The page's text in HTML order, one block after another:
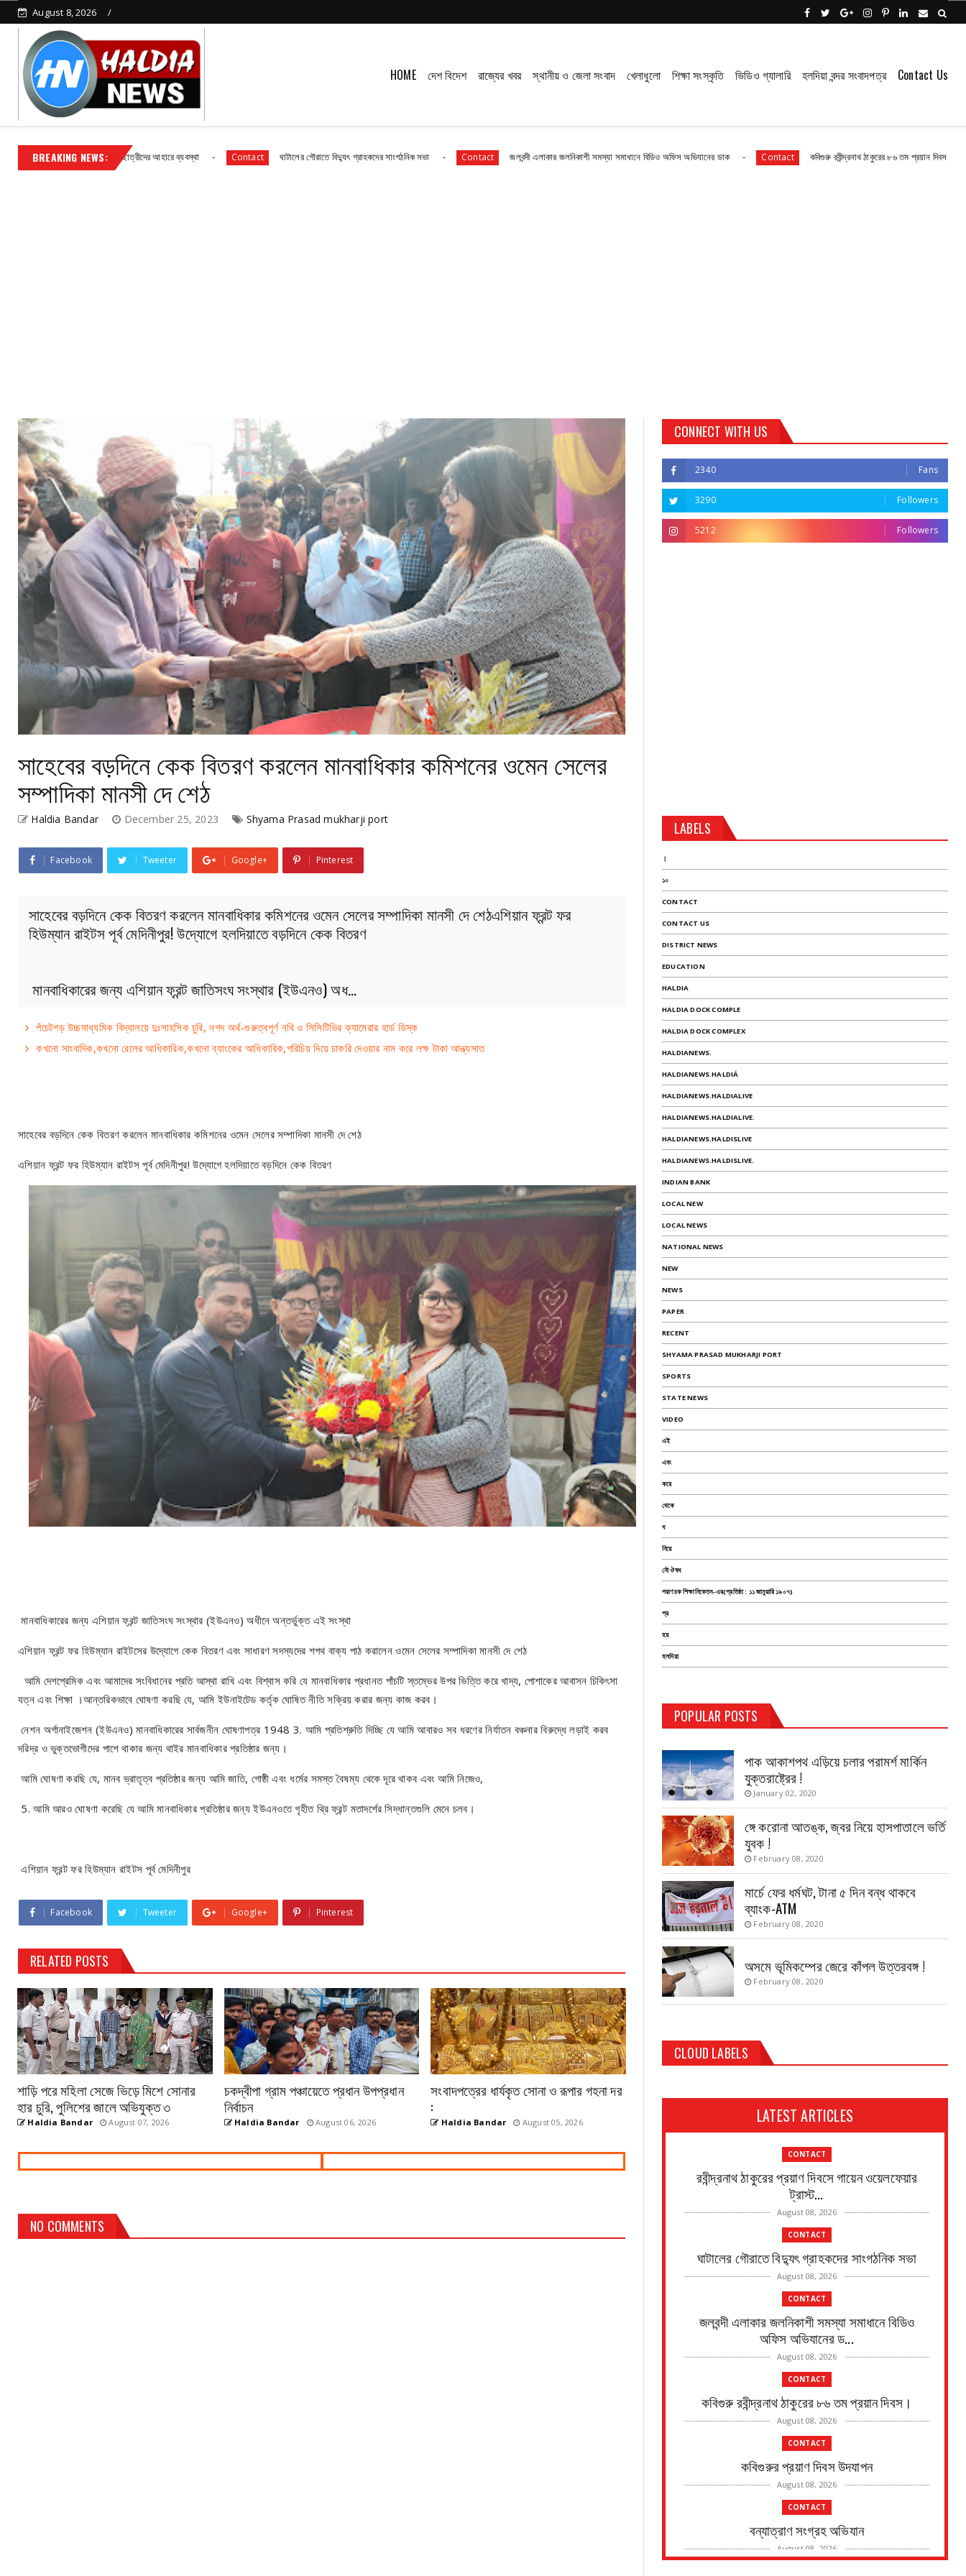
August 8, 2026
HOME দেশ বিদেশ রাজ্যের খবর স্থানীয় ও জেলা সংবাদ খেলাধুলো শিক্ষা সংস্কৃতি ভিডিও গ্যালারি হলদিয়া বন্দর সংবাদপত্র Contact Us
BREAKING NEWS:
বিদ্যালয় ছাত্র ছাত্রীদের আহারে ব্যবস্থা Contact ঘাটালের গৌরাতে বিদ্যুৎ গ্রাহকদের সাংগঠনিক সভা Contact জলবন্দী এলাকার জলনিকাশী সমস্যা সমাধানে বিডিও অফিস অভিযানের ডাক Contact কবিগুরু রবীন্দ্রনাথ ঠাকুরের ৮৬ তম প্রয়ান দিবস। Contact
সাহেবের বড়দিনে কেক বিতরণ করলেন মানবাধিকার কমিশনের ওমেন সেলের
সম্পাদিকা মানসী দে শেঠ
Haldia Bandar December 25, 2023 Shyama Prasad mukharji port
Facebook Tweeter Google+ Pinterest
সাহেবের বড়দিনে কেক বিতরণ করলেন মানবাধিকার কমিশনের ওমেন সেলের সম্পাদিকা মানসী দে শেঠএশিয়ান ফ্রন্ট ফর
হিউম্যান রাইটস পূর্ব মেদিনীপুর! উদ্যোগে হলদিয়াতে বড়দিনে কেক বিতরণ
মানবাধিকারের জন্য এশিয়ান ফ্রন্ট জাতিসংঘ সংস্থার (ইউএনও) অধ…
পঁচেটগড় উচ্চমাধ্যমিক বিদ্যালয়ে দুঃসাহসিক চুরি, নগদ অর্থ-গুরুত্বপূর্ণ নথি ও সিসিটিভির ক্যামেরার হার্ড ডিস্ক
কখনো সাংবাদিক,কখনো রেলের আধিকারিক,কখনো ব্যাংকের আধিকারিক,পরিচিয় দিয়ে চাকরি দেওয়ার নাম করে লক্ষ টাকা আন্ত্যসাত
সাহেবের বড়দিনে কেক বিতরণ করলেন মানবাধিকার কমিশনের ওমেন সেলের সম্পাদিকা মানসী দে শেঠ
এশিয়ান ফ্রন্ট ফর হিউম্যান রাইটস পূর্ব মেদিনীপুর! উদ্যোগে হলদিয়াতে বড়দিনে কেক বিতরণ
মানবাধিকারের জন্য এশিয়ান ফ্রন্ট জাতিসংঘ সংস্থার (ইউএনও) অধীনে অন্তর্ভুক্ত এই সংস্থা
এশিয়ান ফ্রন্ট ফর হিউম্যান রাইটসের উদ্যোগে কেক বিতরণ এবং সাধারণ সদস্যদের শপথ বাক্য পাঠ করালেন ওমেন সেলের সম্পাদিকা মানসী দে শেঠ
আমি দেশপ্রেমিক এবং আমাদের সংবিধানের প্রতি আস্থা রাখি এবং বিশ্বাস করি যে মানবাধিকার প্রধানত পাঁচটি স্তম্ভের উপর ভিত্তি করে খাদ্য, পোশাকের আবাসন চিকিৎসা
যত্ন এবং শিক্ষা ।আন্তরিকভাবে ঘোষণা করছি যে, আমি ইউনাইটেড কর্তৃক ঘোষিত নীতি সক্রিয় করার জন্য কাজ করব।
নেশন অর্গানাইজেশন (ইউএনও) মানবাধিকারের সার্বজনীন ঘোষণাপত্র 1948 3. আমি প্রতিশ্রুতি দিচ্ছি যে আমি আবারও সব ধরণের নির্যাতন বঞ্চনার বিরুদ্ধে লড়াই করব
দরিদ্র ও ভুক্তভোগীদের পাশে থাকার জন্য থাইর মানবাধিকার প্রতিষ্ঠার জন্য।
আমি ঘোষণা করছি যে, মানব ভ্রাতৃত্ব প্রতিষ্ঠার জন্য আমি জাতি, গোষ্ঠী এবং ধর্মের সমস্ত বৈষম্য থেকে দূরে থাকব এবং আমি নিজেও,
5. আমি আরও ঘোষণা করেছি যে আমি মানবাধিকার প্রতিষ্ঠার জন্য ইউএনওতে গৃহীত থ্রি ফ্রন্ট মতাদর্শের সিদ্ধান্তগুলি মেনে চলব।
এশিয়ান ফ্রন্ট ফর হিউম্যান রাইটস পূর্ব মেদিনীপুর
Facebook Tweeter Google+ Pinterest
RELATED POSTS
শাড়ি পরে মহিলা সেজে ভিড়ে মিশে সোনার
হার চুরি, পুলিশের জালে অভিযুক্ত ৩
Haldia Bandar August 07, 2026
চকদ্বীপা গ্রাম পঞ্চায়েতে প্রধান উপপ্রধান
নির্বাচন
Haldia Bandar August 06, 2026
সংবাদপত্রের ধার্যকৃত সোনা ও রূপার গহনা দর
:
Haldia Bandar August 05, 2026
NO COMMENTS
CONNECT WITH US
2340 Fans
3290 Followers
5212 Followers
LABELS
।
১০
CONTACT
CONTACT US
DISTRICT NEWS
EDUCATION
HALDIA
HALDIA DOCK COMPLE
HALDIA DOCK COMPLEX
HALDIANEWS.
HALDIANEWS.HALDIÁ
HALDIANEWS.HALDIALIVE
HALDIANEWS.HALDIALIVE.
HALDIANEWS.HALDISLIVE
HALDIANEWS.HALDISLIVE.
INDIAN BANK
LOCAL NEW
LOCAL NEWS
NATIONAL NEWS
NEW
NEWS
PAPER
RECENT
SHYAMA PRASAD MUKHARJI PORT
SPORTS
STATE NEWS
VIDEO
এই
এবং
করে
থেকে
ধ
নিয়ে
নৌ ঔষধ
পরাণচক শিক্ষানিকেতন-এর(প্রতিষ্ঠা : ১১ জানুয়ারি ১৯০৭)
প্র
হয়
হলদিয়া
POPULAR POSTS
TEST PAGE
August 14, 2019
পাক আকাশপথ এড়িয়ে চলার পরামর্শ মার্কিন
যুক্তরাষ্ট্রের !
January 02, 2020
ঙ্গে করোনা আতঙ্ক, জ্বর নিয়ে হাসপাতালে ভর্তি
যুবক !
February 08, 2020
মার্চে ফের ধর্মঘট, টানা ৫ দিন বন্ধ থাকবে
ব্যাংক-ATM
February 08, 2020
অসমে ভূমিকম্পের জেরে কাঁপল উত্তরবঙ্গ !
February 08, 2020
CLOUD LABELS
LATEST ARTICLES
CONTACT
রবীন্দ্রনাথ ঠাকুরের প্রয়াণ দিবসে গায়েন ওয়েলফেয়ার
ট্রাস্ট...
August 08, 2026
CONTACT
ঘাটালের গৌরাতে বিদ্যুৎ গ্রাহকদের সাংগঠনিক সভা
August 08, 2026
CONTACT
জলবন্দী এলাকার জলনিকাশী সমস্যা সমাধানে বিডিও
অফিস অভিযানের ড...
August 08, 2026
CONTACT
কবিগুরু রবীন্দ্রনাথ ঠাকুরের ৮৬ তম প্রয়ান দিবস।
August 08, 2026
CONTACT
কবিগুরুর প্রয়াণ দিবস উদযাপন
August 08, 2026
CONTACT
বন্যাত্রাণ সংগ্রহ অভিযান
August 08, 2026